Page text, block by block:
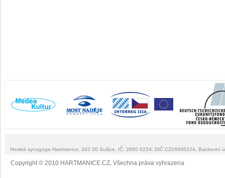
Horská synagoga Hartmanice, 342 00 Sušice, IČ: 2660 6224, DIČ CZ26606224, Bankovní
Copyright © 2010 HARTMANICE.CZ, Všechna práva vyhrazena